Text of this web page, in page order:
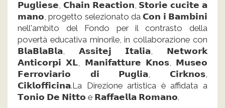
𝗣𝘂𝗴𝗹𝗶𝗲𝘀𝗲, 𝗖𝗵𝗮𝗶𝗻 𝗥𝗲𝗮𝗰𝘁𝗶𝗼𝗻, 𝗦𝘁𝗼𝗿𝗶𝗲 𝗰𝘂𝗰𝗶𝘁𝗲 𝗮
𝗺𝗮𝗻𝗼, progetto selezionato da 𝗖𝗼𝗻 𝗶 𝗕𝗮𝗺𝗯𝗶𝗻𝗶
nell'ambito del Fondo per il contrasto della
povertà educativa minorile, in collaborazione con
𝗕𝗹𝗮𝗕𝗹𝗮𝗕𝗹𝗮, 𝗔𝘀𝘀𝗶𝘁𝗲𝗷 𝗜𝘁𝗮𝗹𝗶𝗮, 𝗡𝗲𝘁𝘄𝗼𝗿𝗸
𝗔𝗻𝘁𝗶𝗰𝗼𝗿𝗽𝗶 𝗫𝗟, 𝗠𝗮𝗻𝗶𝗳𝗮𝘁𝘁𝘂𝗿𝗲 𝗞𝗻𝗼𝘀, 𝗠𝘂𝘀𝗲𝗼
𝗙𝗲𝗿𝗿𝗼𝘃𝗶𝗮𝗿𝗶𝗼 𝗱𝗶 𝗣𝘂𝗴𝗹𝗶𝗮, 𝗖𝗶𝗿𝗸𝗻𝗼𝘀,
𝗖𝗶𝗸𝗹𝗼𝗳𝗳𝗶𝗰𝗶𝗻𝗮.La Direzione artistica è affidata a
𝗧𝗼𝗻𝗶𝗼 𝗗𝗲 𝗡𝗶𝘁𝘁𝗼 e 𝗥𝗮𝗳𝗳𝗮𝗲𝗹𝗹𝗮 𝗥𝗼𝗺𝗮𝗻𝗼.